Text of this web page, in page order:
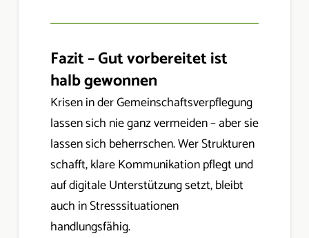
Fazit – Gut vorbereitet ist
halb gewonnen
Krisen in der Gemeinschaftsverpflegung
lassen sich nie ganz vermeiden – aber sie
lassen sich beherrschen. Wer Strukturen
schafft, klare Kommunikation pflegt und
auf digitale Unterstützung setzt, bleibt
auch in Stresssituationen
handlungsfähig.